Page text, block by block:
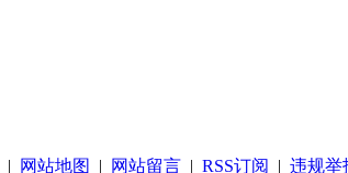
| 网站地图 | 网站留言 | RSS订阅 | 违规举